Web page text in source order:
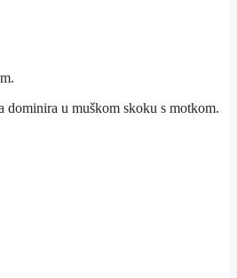
dominira u muškom skoku s motkom.